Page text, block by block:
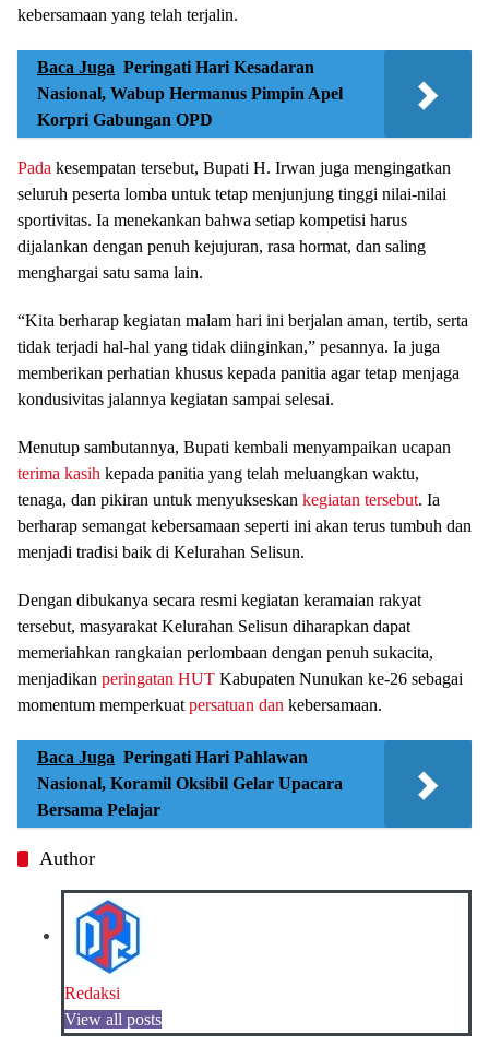
kebersamaan yang telah terjalin.
Baca Juga Peringati Hari Kesadaran
Nasional, Wabup Hermanus Pimpin Apel
Korpri Gabungan OPD
Pada kesempatan tersebut, Bupati H. Irwan juga mengingatkan
seluruh peserta lomba untuk tetap menjunjung tinggi nilai-nilai
sportivitas. Ia menekankan bahwa setiap kompetisi harus
dijalankan dengan penuh kejujuran, rasa hormat, dan saling
menghargai satu sama lain.
“Kita berharap kegiatan malam hari ini berjalan aman, tertib, serta
tidak terjadi hal-hal yang tidak diinginkan,” pesannya. Ia juga
memberikan perhatian khusus kepada panitia agar tetap menjaga
kondusivitas jalannya kegiatan sampai selesai.
Menutup sambutannya, Bupati kembali menyampaikan ucapan
terima kasih kepada panitia yang telah meluangkan waktu,
tenaga, dan pikiran untuk menyukseskan kegiatan tersebut. Ia
berharap semangat kebersamaan seperti ini akan terus tumbuh dan
menjadi tradisi baik di Kelurahan Selisun.
Dengan dibukanya secara resmi kegiatan keramaian rakyat
tersebut, masyarakat Kelurahan Selisun diharapkan dapat
memeriahkan rangkaian perlombaan dengan penuh sukacita,
menjadikan peringatan HUT Kabupaten Nunukan ke-26 sebagai
momentum memperkuat persatuan dan kebersamaan.
Baca Juga Peringati Hari Pahlawan
Nasional, Koramil Oksibil Gelar Upacara
Bersama Pelajar
Author
Redaksi
View all posts